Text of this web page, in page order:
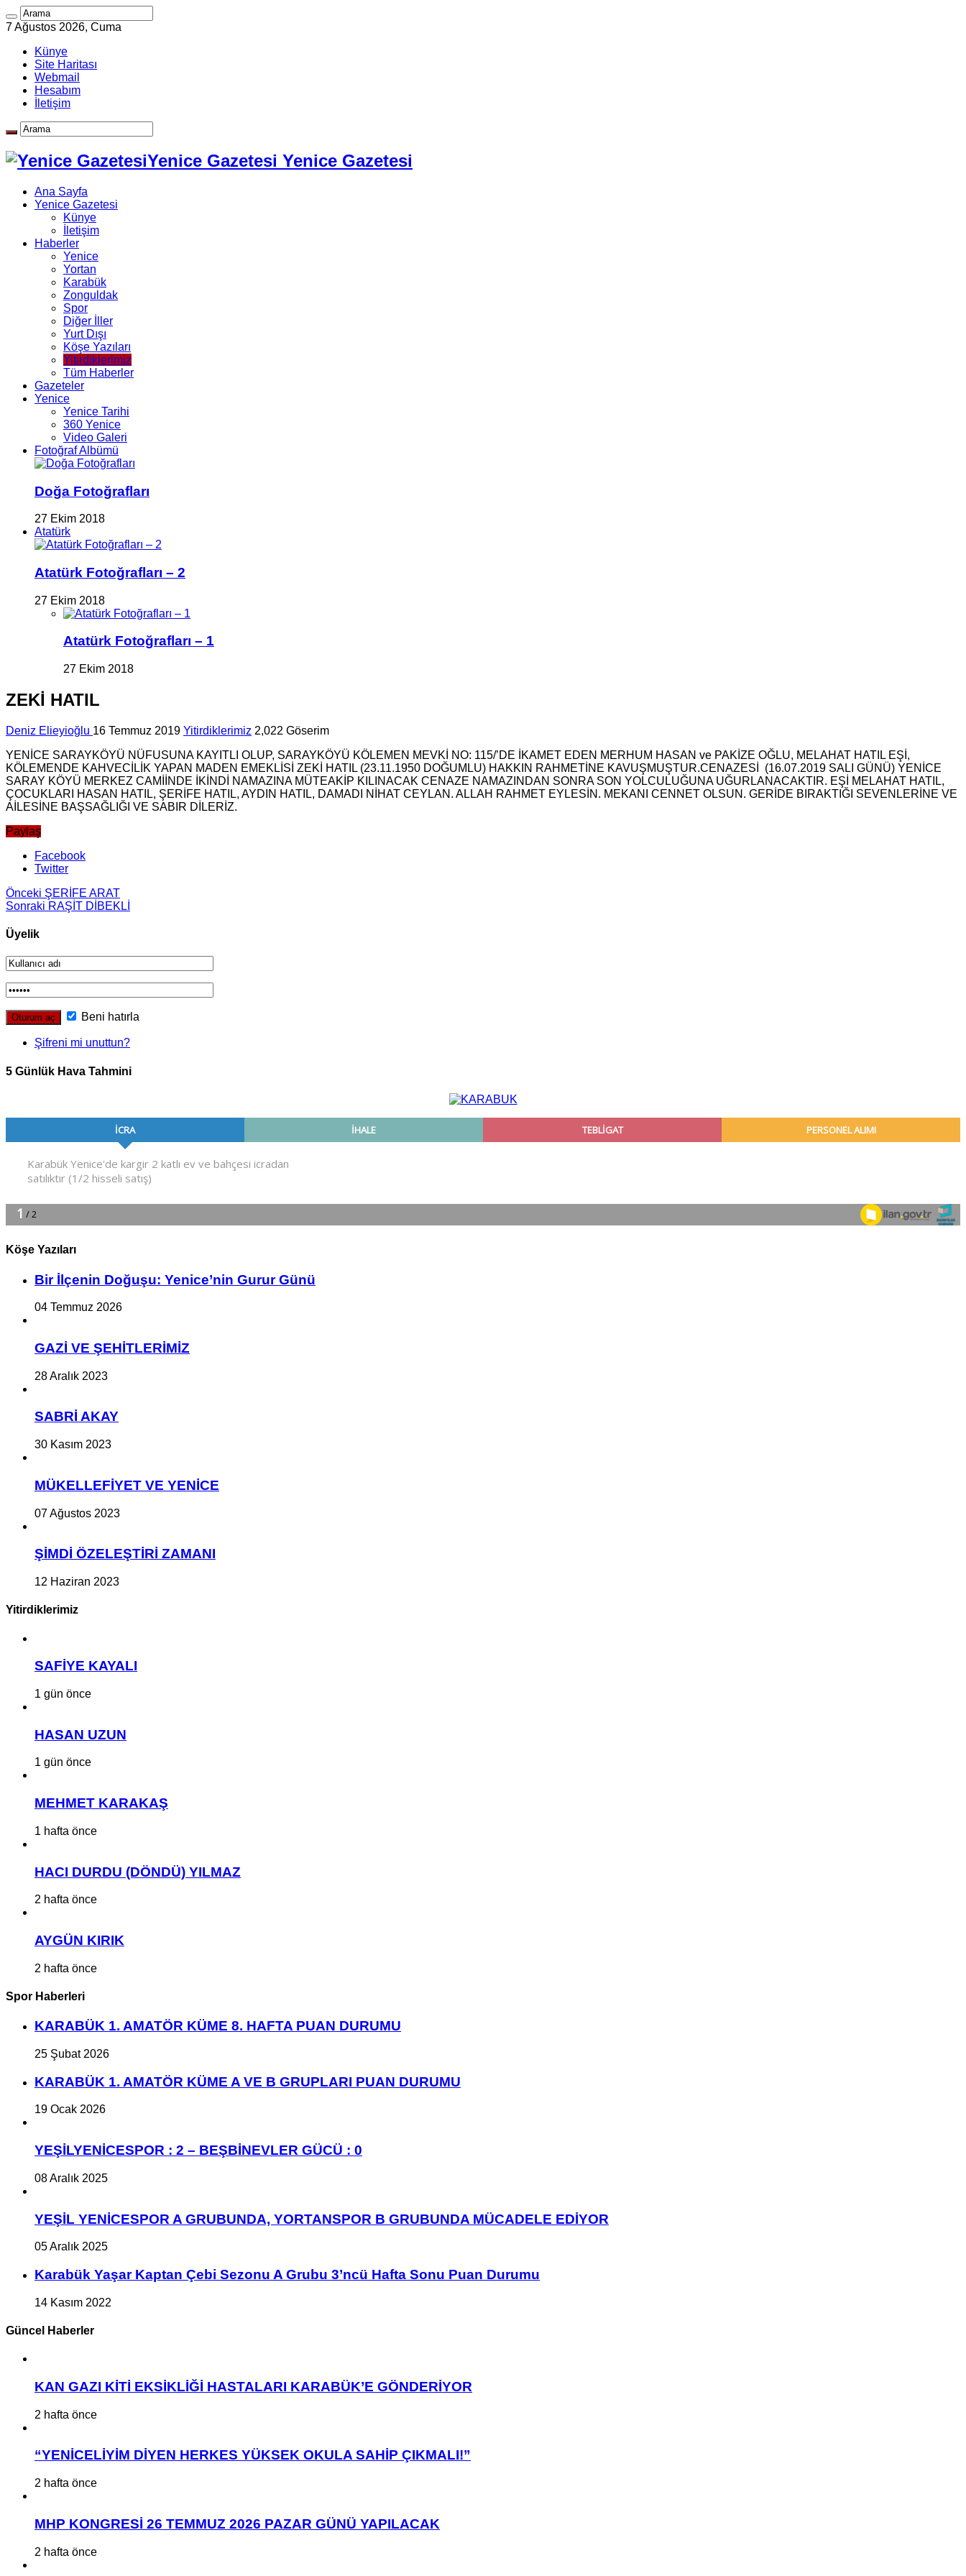
7 Ağustos 2026, Cuma
Künye
Site Haritası
Webmail
Hesabım
İletişim
Yenice Gazetesi Yenice Gazetesi
Ana Sayfa
Yenice Gazetesi
Künye
İletişim
Haberler
Yenice
Yortan
Karabük
Zonguldak
Spor
Diğer İller
Yurt Dışı
Köşe Yazıları
Yitirdiklerimiz
Tüm Haberler
Gazeteler
Yenice
Yenice Tarihi
360 Yenice
Video Galeri
Fotoğraf Albümü
Doğa Fotoğrafları
27 Ekim 2018
Atatürk
Atatürk Fotoğrafları – 2
27 Ekim 2018
Atatürk Fotoğrafları – 1
27 Ekim 2018
ZEKİ HATIL
Deniz Elieyioğlu 16 Temmuz 2019 Yitirdiklerimiz 2,022 Göserim
YENİCE SARAYKÖYÜ NÜFUSUNA KAYITLI OLUP, SARAYKÖYÜ KÖLEMEN MEVKİ NO: 115/’DE İKAMET EDEN MERHUM HASAN ve PAKİZE OĞLU, MELAHAT HATIL EŞİ,
KÖLEMENDE KAHVECİLİK YAPAN MADEN EMEKLİSİ ZEKİ HATIL (23.11.1950 DOĞUMLU) HAKKIN RAHMETİNE KAVUŞMUŞTUR.CENAZESİ (16.07.2019 SALI GÜNÜ) YENİCE
SARAY KÖYÜ MERKEZ CAMİİNDE İKİNDİ NAMAZINA MÜTEAKİP KILINACAK CENAZE NAMAZINDAN SONRA SON YOLCULUĞUNA UĞURLANACAKTIR. EŞİ MELAHAT HATIL,
ÇOCUKLARI HASAN HATIL, ŞERİFE HATIL, AYDIN HATIL, DAMADI NİHAT CEYLAN. ALLAH RAHMET EYLESİN. MEKANI CENNET OLSUN. GERİDE BIRAKTIĞI SEVENLERİNE VE
AİLESİNE BAŞSAĞLIĞI VE SABIR DİLERİZ.
Paylaş
Facebook
Twitter
Önceki ŞERİFE ARAT
Sonraki RAŞİT DİBEKLİ
Üyelik
Beni hatırla
Şifreni mi unuttun?
5 Günlük Hava Tahmini
Köşe Yazıları
Bir İlçe­nin Do­ğu­şu: Ye­ni­ce’nin Gurur Günü
04 Temmuz 2026
GAZİ VE ŞEHİTLERİMİZ
28 Aralık 2023
SABRİ AKAY
30 Kasım 2023
MÜKELLEFİYET VE YENİCE
07 Ağustos 2023
ŞİMDİ ÖZELEŞTİRİ ZAMANI
12 Haziran 2023
Yitirdiklerimiz
SAFİYE KAYALI
1 gün önce
HASAN UZUN
1 gün önce
MEHMET KARAKAŞ
1 hafta önce
HACI DURDU (DÖNDÜ) YILMAZ
2 hafta önce
AYGÜN KIRIK
2 hafta önce
Spor Haberleri
KARABÜK 1. AMATÖR KÜME 8. HAFTA PUAN DURUMU
25 Şubat 2026
KARABÜK 1. AMATÖR KÜME A VE B GRUPLARI PUAN DURUMU
19 Ocak 2026
YEŞİLYENİCESPOR : 2 – BEŞBİNEVLER GÜCÜ : 0
08 Aralık 2025
YEŞİL YENİCESPOR A GRUBUNDA, YORTANSPOR B GRUBUNDA MÜCADELE EDİYOR
05 Aralık 2025
Karabük Yaşar Kaptan Çebi Sezonu A Grubu 3’ncü Hafta Sonu Puan Durumu
14 Kasım 2022
Güncel Haberler
KAN GAZI KİTİ EKSİKLİĞİ HASTALARI KARABÜK’E GÖNDERİYOR
2 hafta önce
“YENİCELİYİM DİYEN HERKES YÜKSEK OKULA SAHİP ÇIKMALI!”
2 hafta önce
MHP KONGRESİ 26 TEMMUZ 2026 PAZAR GÜNÜ YAPILACAK
2 hafta önce